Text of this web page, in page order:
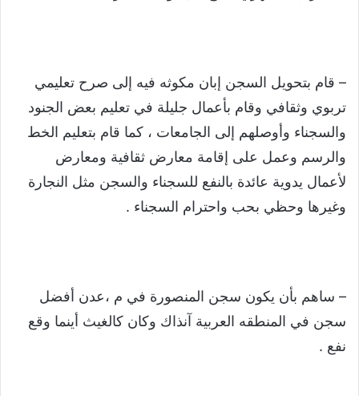
– قام بتحويل السجن إبان مكوثه فيه إلى صرح تعليمي
تربوي وثقافي وقام بأعمال جليلة في تعليم بعض الجنود
والسجناء وأوصلهم إلى الجامعات ، كما قام بتعليم الخط
والرسم وعمل على إقامة معارض ثقافية ومعارض
لأعمال يدوية عائدة بالنفع للسجناء والسجن مثل النجارة
وغيرها وحظي بحب واحترام السجناء .
– ساهم بأن يكون سجن المنصورة في م ،عدن أفضل
سجن في المنطقه العربية آنذاك وكان كالغيث أينما وقع
نفع .